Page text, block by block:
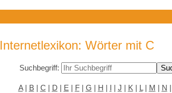
Internetlexikon: Wörter mit C
Suchbegriff:
A| B C D E F| G H J K L| M N